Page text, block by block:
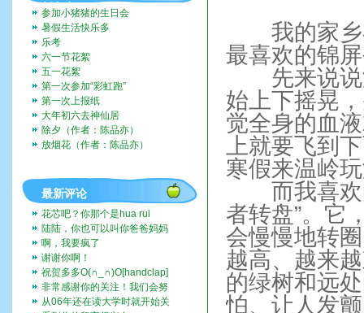
我的家乡
最喜欢的锦
先来说说
始上下摇晃
觉全身的血
上就要飞到
寒假来温岭
而我喜欢
者转盘”。它
会慢慢地转
越高、越来
的绿树和远
怕、让人发
新文章
参加小猪猪的生日会
暑假生活快乐多
乐考
六一节花絮
五一花絮
第一次参加“彩虹跑”
第一次上报纸
大年初六去神仙居
除夕（作者：陈品亦）
放烟花（作者：陈品亦）
最新评论
花芯吧？你那个是hua rui
陆陆，你也可以叫你爸爸妈妈
带你去啊。挺好玩的。
啊，我要疯了
谢谢你啊！
祝贺多多O(∩_∩)O[handclap]
[flo...
非常感谢你的关注！我们会努
力一直记录下去的。我们也...
从06年还在读大学时就开始关